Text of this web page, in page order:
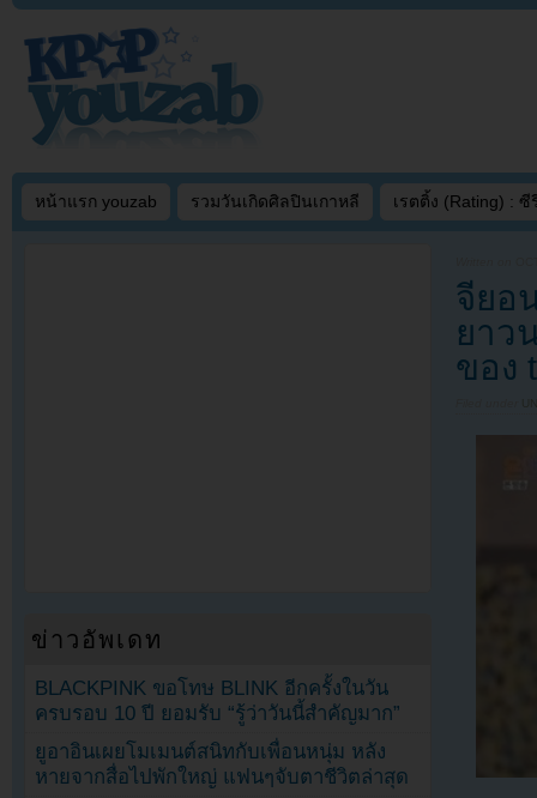
หน้าแรก youzab รวมวันเกิดศิลปินเกาหลี เรตติ้ง (Rating) : ซี
จียอ
ยาว
ของ
ข่าวอัพเดท
BLACKPINK ขอโทษ BLINK อีกครั้งในวัน
ครบรอบ 10 ปี ยอมรับ “รู้ว่าวันนี้สำคัญมาก”
ยูอาอินเผยโมเมนต์สนิทกับเพื่อนหนุ่ม หลัง
หายจากสื่อไปพักใหญ่ แฟนๆจับตาชีวิตล่าสุด